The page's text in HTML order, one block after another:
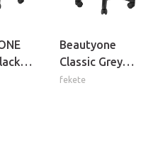
Beautyone
Classic Grey
gurulós
fekete